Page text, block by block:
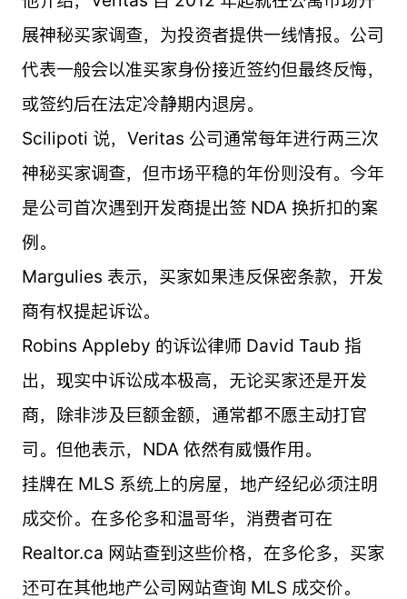
展神秘买家调查，为投资者提供一线情报。公司
代表一般会以准买家身份接近签约但最终反悔，
或签约后在法定冷静期内退房。
Scilipoti 说，Veritas 公司通常每年进行两三次
神秘买家调查，但市场平稳的年份则没有。今年
是公司首次遇到开发商提出签 NDA 换折扣的案
例。
Margulies 表示，买家如果违反保密条款，开发
商有权提起诉讼。
Robins Appleby 的诉讼律师 David Taub 指
出，现实中诉讼成本极高，无论买家还是开发
商，除非涉及巨额金额，通常都不愿主动打官
司。但他表示，NDA 依然有威慑作用。
挂牌在 MLS 系统上的房屋，地产经纪必须注明
成交价。在多伦多和温哥华，消费者可在
Realtor.ca 网站查到这些价格，在多伦多，买家
还可在其他地产公司网站查询 MLS 成交价。